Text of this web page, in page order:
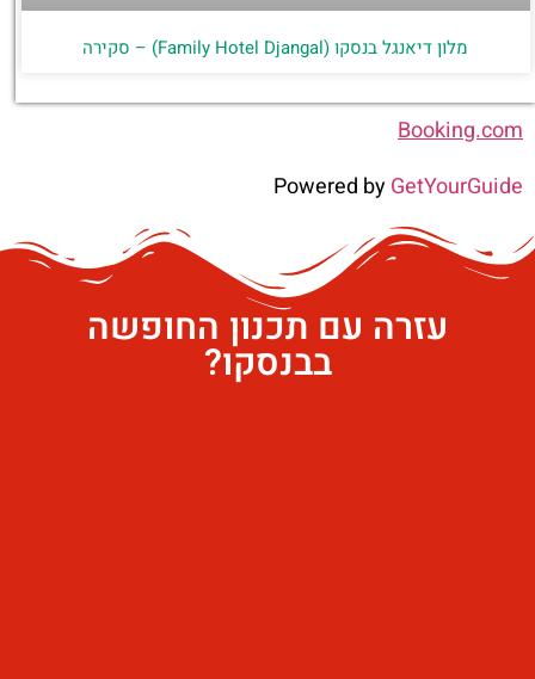
מלון דיאנגל בנסקו (Family Hotel Djangal) – סקירה
Booking.com
Powered byGetYourGuide
עזרה עם תכנון החופשה
בבנסקו?